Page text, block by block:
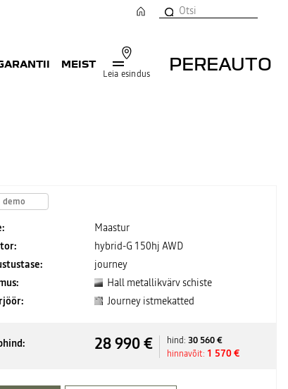
Leia esindus
PEREAUTO
MEIST
demo
Maastur
hybrid-G 150hj AWD
journey
Hall metallikvärv schiste
Journey istmekatted
28 990 € hind: 30 560 €
hinnavõit: 1 570 €